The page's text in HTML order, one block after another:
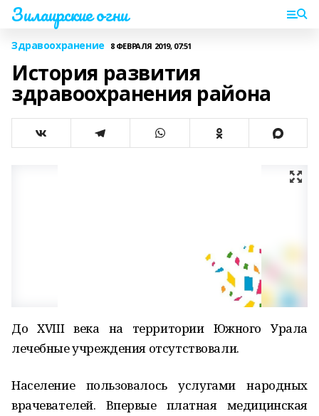
Зилаирские огни
Здравоохранение 8 ФЕВРАЛЯ 2019, 07:51
История развития
здравоохранения района
До XVIII века на территории Южного Урала
лечебные учреждения отсутствовали.
Население пользовалось услугами народных
врачевателей. Впервые платная медицинская